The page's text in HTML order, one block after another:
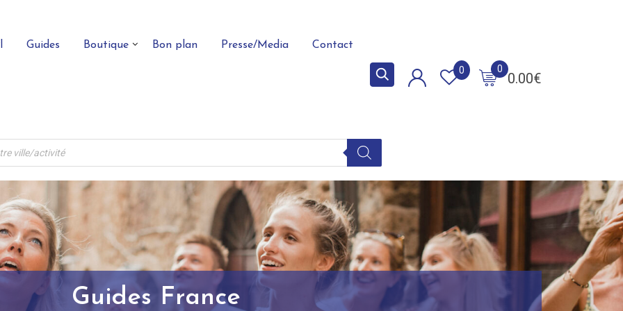
Guides Boutique Bon plan Presse/Media Contact
0.00€
0
0
Guides France